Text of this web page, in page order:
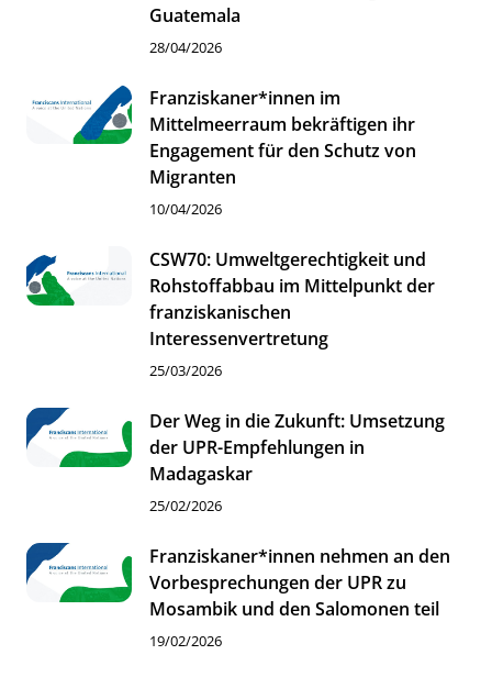
Guatemala
28/04/2026
Franziskaner*innen im
Mittelmeerraum bekräftigen ihr
Engagement für den Schutz von
Migranten
10/04/2026
CSW70: Umweltgerechtigkeit und
Rohstoffabbau im Mittelpunkt der
franziskanischen
Interessenvertretung
25/03/2026
Der Weg in die Zukunft: Umsetzung
der UPR-Empfehlungen in
Madagaskar
25/02/2026
Franziskaner*innen nehmen an den
Vorbesprechungen der UPR zu
Mosambik und den Salomonen teil
19/02/2026